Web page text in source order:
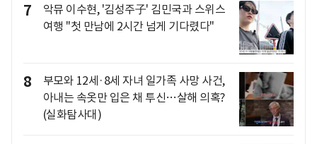
7
악뮤 이수현, '김성주子' 김민국과 스위스
여행 "첫 만남에 2시간 넘게 기다렸다"
8
부모와 12세·8세 자녀 일가족 사망 사건,
아내는 속옷만 입은 채 투신…살해 의혹?
(실화탐사대)